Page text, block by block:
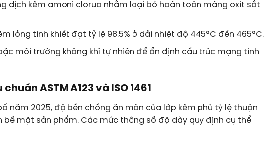
dịch kẽm amoni clorua nhằm loại bỏ hoàn toàn màng oxit sắt
lỏng tinh khiết đạt tỷ lệ 98.5% ở dải nhiệt độ 445°C đến 465°C.
môi trường không khí tự nhiên để ổn định cấu trúc mạng tinh
ASTM A123 và ISO 1461
năm 2025, độ bền chống ăn mòn của lớp kẽm phủ tỷ lệ thuận
mặt sản phẩm. Các mức thông số độ dày quy định cụ thể